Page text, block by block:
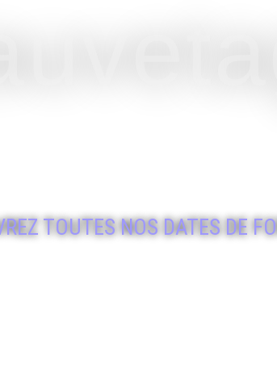
TOUTES NOS DATES DE